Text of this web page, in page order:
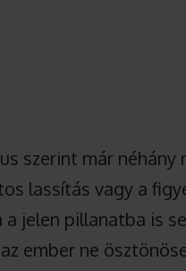
szerint már néhány
lassítás vagy a
a jelen pillanatba is
ember ne